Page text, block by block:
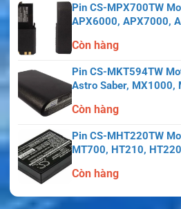
Pin CS-MPX700TW
APX6000, APX7000,
Còn hàng
Pin CS-MKT594TW
Astro Saber, MX1000,
Còn hàng
Pin CS-MHT220TW
MT700, HT210,
Còn hàng